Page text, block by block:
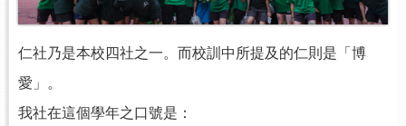
仁社乃是本校四社之一。而校訓中所提及的仁則是「博
愛」。
我社在這個學年之口號是：